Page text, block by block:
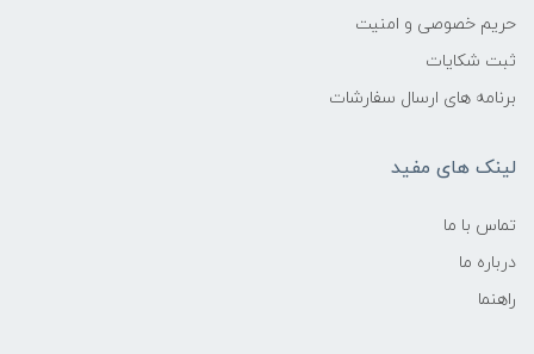
حریم خصوصی و امنیت
ثبت شکایات
برنامه های ارسال سفارشات
لینک های مفید
تماس با ما
درباره ما
راهنما